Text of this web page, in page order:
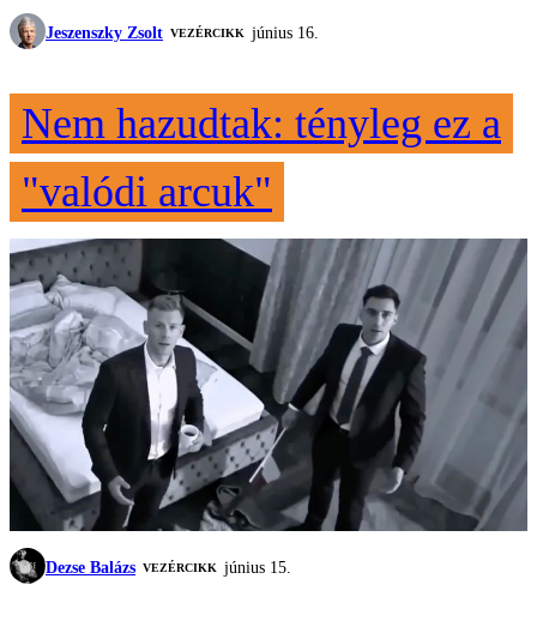
Jeszenszky Zsolt VEZÉRCIKK június 16.
Nem hazudtak: tényleg ez a
"valódi arcuk"
Dezse Balázs VEZÉRCIKK június 15.